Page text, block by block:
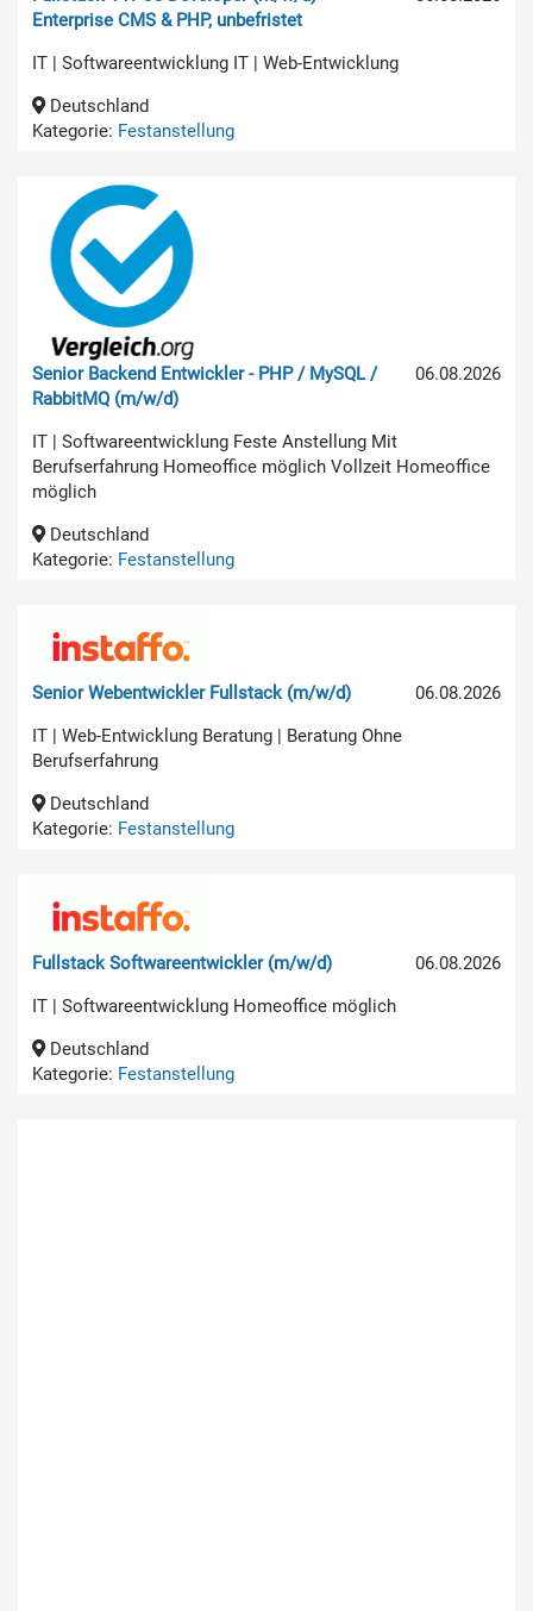
Enterprise CMS & PHP, unbefristet
IT | Softwareentwicklung IT | Web-Entwicklung
Deutschland
Kategorie: Festanstellung
06.08.2026
Senior Backend Entwickler - PHP / MySQL /
RabbitMQ (m/w/d)
IT | Softwareentwicklung Feste Anstellung Mit
Berufserfahrung Homeoffice möglich Vollzeit Homeoffice
möglich
Deutschland
Kategorie: Festanstellung
06.08.2026
Senior Webentwickler Fullstack (m/w/d)
IT | Web-Entwicklung Beratung | Beratung Ohne
Berufserfahrung
Deutschland
Kategorie: Festanstellung
06.08.2026
Fullstack Softwareentwickler (m/w/d)
IT | Softwareentwicklung Homeoffice möglich
Deutschland
Kategorie: Festanstellung